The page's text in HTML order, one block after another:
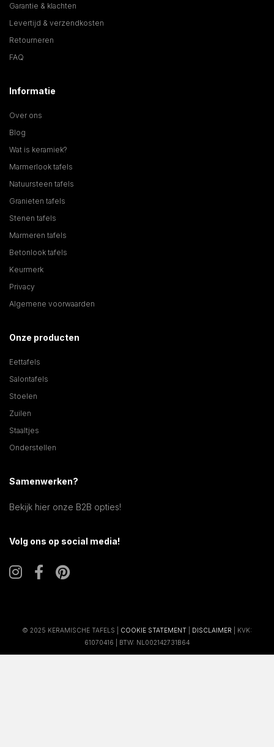
Garantie & klachten
Levertijd & verzendkosten
Retourneren
FAQ
Informatie
Over ons
Blog
Wat is keramiek?
Marmerlook tafels
Natuursteen tafels
Granieten tafels
Stenen tafels
Marmeren tafels
Betonlook tafels
Keurmerk
Privacy
Algemene voorwaarden
Onze producten
Eettafels
Salontafels
Stoelen
Zuilen
Staaltjes
Onderstellen
Samenwerken?
Bekijk hier onze B2B opties!
Volg ons op social media!
© 2025 KERAMISCHE TAFELS | COOKIE STATEMENT DISCLAIMER | KVK:
61070416 | BTW: NL002142731B64